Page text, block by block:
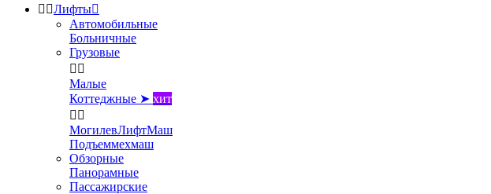
 Лифты
Автомобильные
Больничные
Грузовые
 
Малые
Коттеджные ➤ хит
 
МогилевЛифтМаш
Подъеммехмаш
Обзорные
Панорамные
Пассажирские